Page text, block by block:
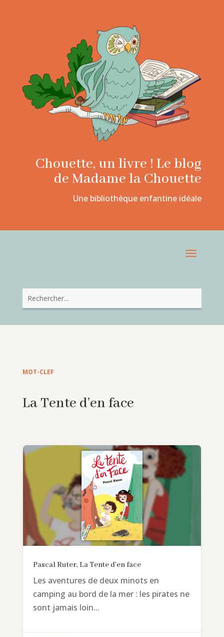
Chouette, un livre ! Le blog
de Madame la Chouette
Une bibliothèque enfantine idéale
MOT-CLEF
La Tente d’en face
Pascal Ruter, La Tente d’en face
Les aventures de deux minots en
camping au bord de la mer : les pirates ne
sont jamais loin...